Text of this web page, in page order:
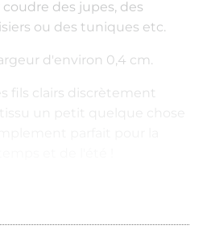
des jupes, des
ou des tuniques etc.
d'environ 0,4 cm.
fils clairs discrètement